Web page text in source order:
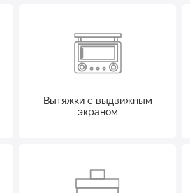
Вытяжки с выдвижным
экраном